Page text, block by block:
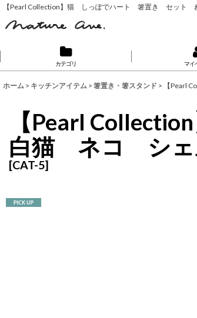
【Pearl Collection】猫 しっぽでハート 箸置き セ
カテゴリ マイ
ホーム > キッチンアイテム > 箸置き・箸スタンド > 【
【Pearl
白猫 ネコ シ
[CAT-5]